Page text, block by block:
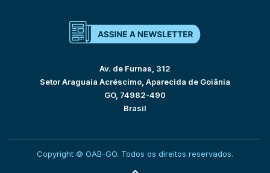
Av. de Furnas, 312
Setor Araguaia Acréscimo, Aparecida de Goiânia
GO, 74982-490
Brasil
Copyright © OAB-GO. Todos os direitos reservados.